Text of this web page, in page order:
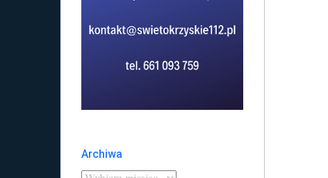
Archiwa